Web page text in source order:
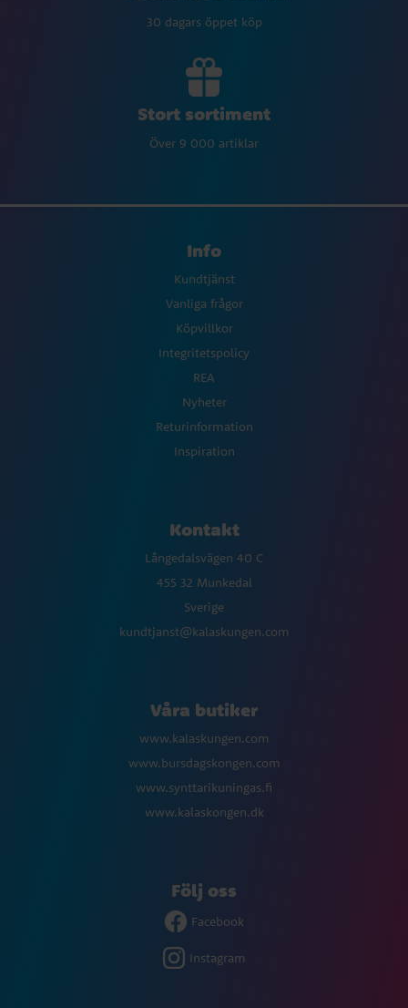
30 dagars öppet köp
Stort sortiment
Över 9 000 artiklar
Info
Kundtjänst
Vanliga frågor
Köpvillkor
Integritetspolicy
REA
Nyheter
Returinformation
Inspiration
Kontakt
Långedalsvägen 40 C
455 32 Munkedal
Sverige
kundtjanst@kalaskungen.com
Våra butiker
www.kalaskungen.com
www.bursdagskongen.com
www.synttarikuningas.fi
www.kalaskongen.dk
Följ oss
Facebook
Instagram